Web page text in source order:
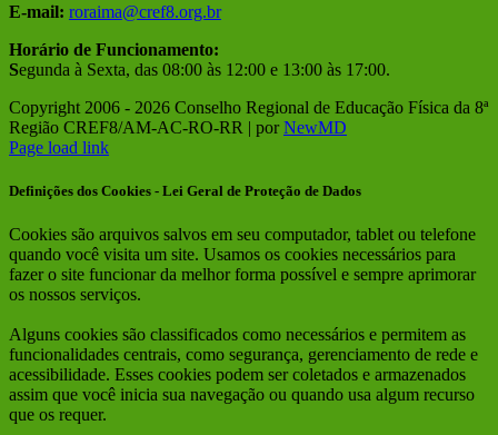
E-mail: roraima@cref8.org.br
Horário de Funcionamento:
Segunda à Sexta, das 08:00 às 12:00 e 13:00 às 17:00.
Copyright 2006 - 2026 Conselho Regional de Educação Física da 8ª
Região CREF8/AM-AC-RO-RR | porNewMD
Facebook
Instagram
Page load link
Definições dos Cookies - Lei Geral de Proteção de Dados
Cookies são arquivos salvos em seu computador, tablet ou telefone
quando você visita um site. Usamos os cookies necessários para
fazer o site funcionar da melhor forma possível e sempre aprimorar
os nossos serviços.
Alguns cookies são classificados como necessários e permitem as
funcionalidades centrais, como segurança, gerenciamento de rede e
acessibilidade. Esses cookies podem ser coletados e armazenados
assim que você inicia sua navegação ou quando usa algum recurso
que os requer.